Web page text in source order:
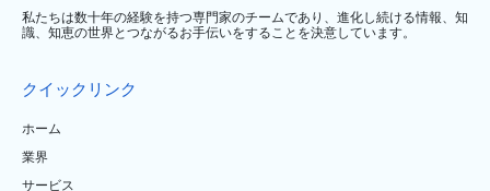
私たちは数十年の経験を持つ専門家のチームであり、進化し続ける情報、知
識、知恵の世界とつながるお手伝いをすることを決意しています。
クイックリンク
ホーム
業界
サービス